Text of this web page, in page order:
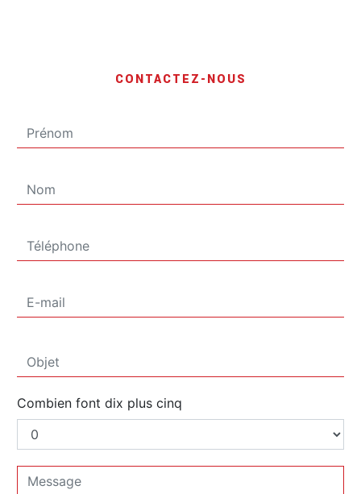
CONTACTEZ-NOUS
Combien font dix plus cinq